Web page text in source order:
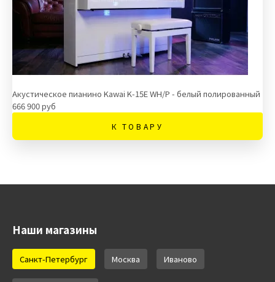
Акустическое пианино Kawai K-15E WH/P - белый полированный
666 900 руб
К ТОВАРУ
Наши магазины
Санкт-Петербург Москва Иваново